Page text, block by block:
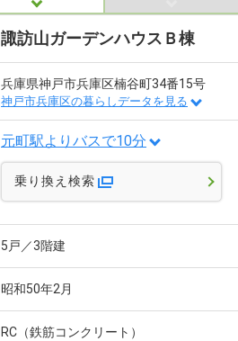
諏訪山ガーデンハウスＢ棟
兵庫県神戸市兵庫区楠谷町34番15号
神戸市兵庫区の暮らしデータを見る
元町駅よりバスで10分
乗り換え検索
5戸／3階建
昭和50年2月
RC（鉄筋コンクリート）